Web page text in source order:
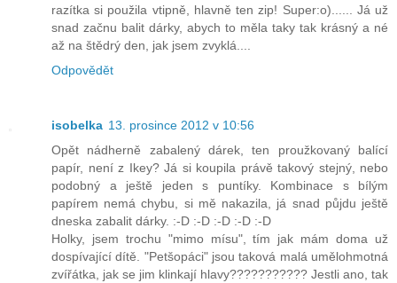
razítka si použila vtipně, hlavně ten zip! Super:o)...... Já už
snad začnu balit dárky, abych to měla taky tak krásný a né
až na štědrý den, jak jsem zvyklá....
Odpovědět
isobelka 13. prosince 2012 v 10:56
Opět nádherně zabalený dárek, ten proužkovaný balící
papír, není z Ikey? Já si koupila právě takový stejný, nebo
podobný a ještě jeden s puntíky. Kombinace s bílým
papírem nemá chybu, si mě nakazila, já snad půjdu ještě
dneska zabalit dárky. :-D :-D :-D :-D :-D
Holky, jsem trochu "mimo mísu", tím jak mám doma už
dospívající dítě. "Petšopáci" jsou taková malá umělohmotná
zvířátka, jak se jim klinkají hlavy??????????? Jestli ano, tak